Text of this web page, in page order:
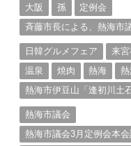
大阪
孫
定例会
斉藤市長による、熱海市
日韓グルメフェア
来
温泉
焼肉 熱海
熱海市伊豆山「逢初川土
熱海市議会
熱海市議会3月定例会本